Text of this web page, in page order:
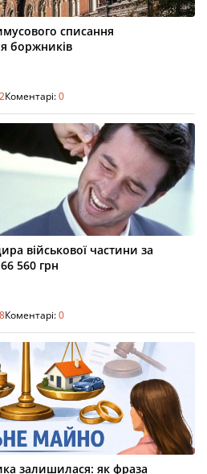
списання
боржників
Коментарі:0
військової частини за
560 грн
Коментарі:0
залишилася: як фраза